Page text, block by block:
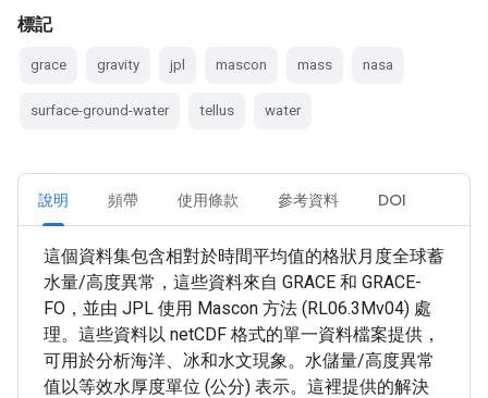
標記
grace gravity jpl mascon mass nasa
surface-ground-water tellus water
說明 頻帶 使用條款 參考資料 DOI
這個資料集包含相對於時間平均值的格狀月度全球蓄
水量/高度異常，這些資料來自 GRACE 和 GRACE-
FO，並由 JPL 使用 Mascon 方法 (RL06.3Mv04) 處
理。這些資料以 netCDF 格式的單一資料檔案提供，
可用於分析海洋、冰和水文現象。水儲量/高度異常
值以等效水厚度單位 (公分) 表示。這裡提供的解決